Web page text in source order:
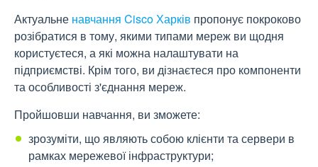
Актуальне навчання Cisco Харків пропонує покроково
розібратися в тому, якими типами мереж ви щодня
користуєтеся, а які можна налаштувати на
підприємстві. Крім того, ви дізнаєтеся про компоненти
та особливості з'єднання мереж.
Пройшовши навчання, ви зможете:
зрозуміти, що являють собою клієнти та сервери в
рамках мережевої інфраструктури;